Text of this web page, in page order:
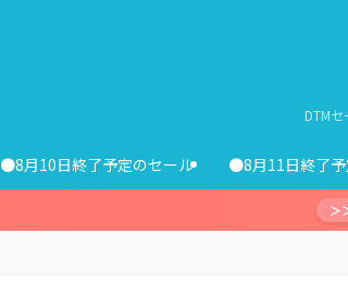
DTM
●8月10日終了予定のセール ●8月11日終了
＞